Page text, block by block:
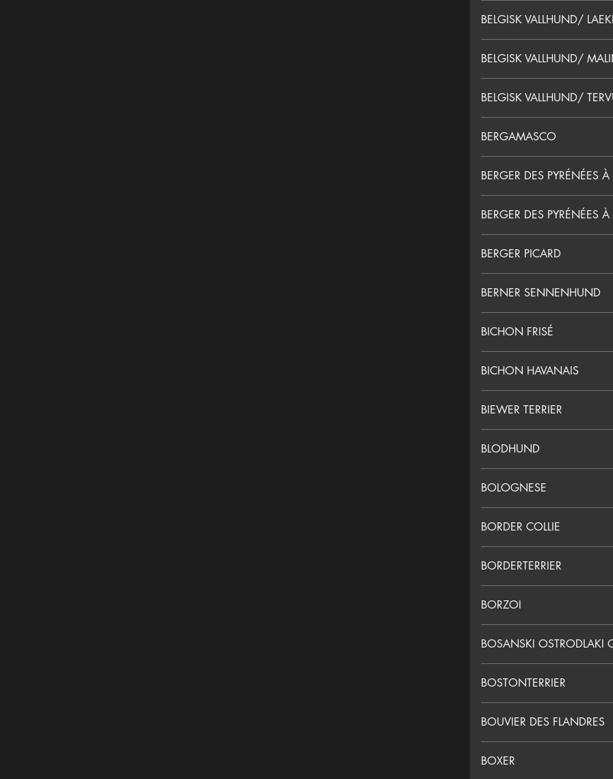
BELGISK VALLHUND/
BELGISK VALLHUND/
BELGISK VALLHUND/
BERGAMASCO
BERGER DES PYRÉNÉES
BERGER DES PYRÉNÉES
BERGER PICARD
BERNER SENNENHUND
BICHON FRISÉ
BICHON HAVANAIS
BIEWER TERRIER
BLODHUND
BOLOGNESE
BORDER COLLIE
BORDERTERRIER
BORZOI
BOSANSKI OSTRODLAKI
BOSTONTERRIER
BOUVIER DES FLANDRES
BOXER